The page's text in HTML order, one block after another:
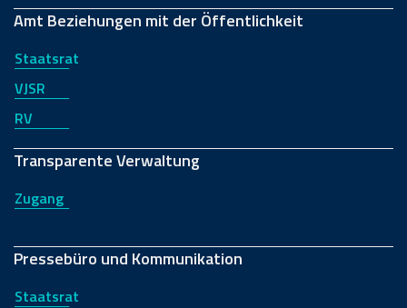
Amt Beziehungen mit der Öffentlichkeit
Staatsrat
VJSR
RV
Transparente Verwaltung
Zugang
Pressebüro und Kommunikation
Staatsrat